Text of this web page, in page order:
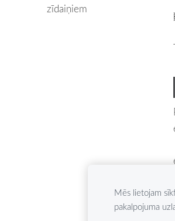
zīdaiņiem
Mēs lietojam
pakalpojuma